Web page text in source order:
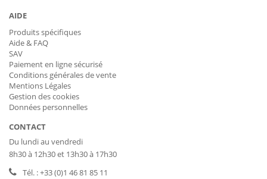
AIDE
Produits spécifiques
Aide & FAQ
SAV
Paiement en ligne sécurisé
Conditions générales de vente
Mentions Légales
Gestion des cookies
Données personnelles
CONTACT
Du lundi au vendredi
8h30 à 12h30 et 13h30 à 17h30
Tél. : +33 (0)1 46 81 85 11